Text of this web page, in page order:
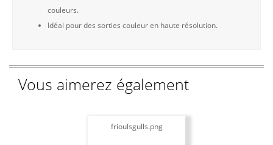
couleurs.
Idéal pour des sorties couleur en haute résolution.
Vous aimerez également
frioulsgulls.png